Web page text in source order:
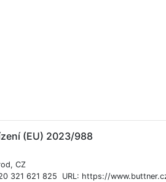
(EU) 2023/988
CZ
321 621 825 URL: https://